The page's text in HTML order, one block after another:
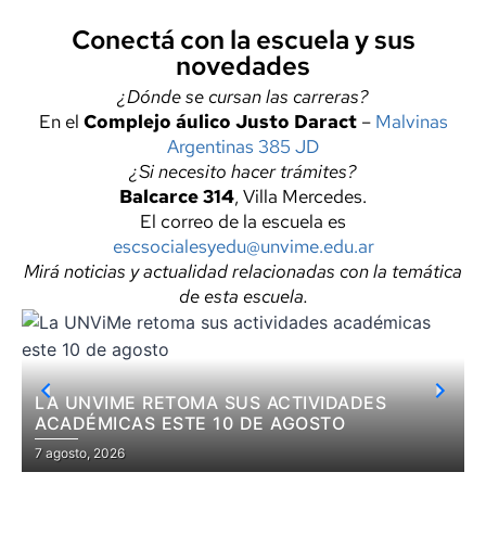
Conectá con la escuela y sus
novedades
¿Dónde se cursan las carreras?
En el Complejo áulico Justo Daract– Malvinas
Argentinas 385 JD
¿Si necesito hacer trámites?
Balcarce 314, Villa Mercedes.
El correo de la escuela es
escsocialesyedu@unvime.edu.ar
Mirá noticias y actualidad relacionadas con la temática
de esta escuela.
LA UNVIME RETOMA SUS ACTIVIDADES
ACADÉMICAS ESTE 10 DE AGOSTO
7 agosto, 2026